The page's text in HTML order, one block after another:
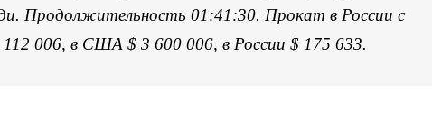
Продолжительность 01:41:30. Прокат в России с
006, в США $ 3 600 006, в России $ 175 633.